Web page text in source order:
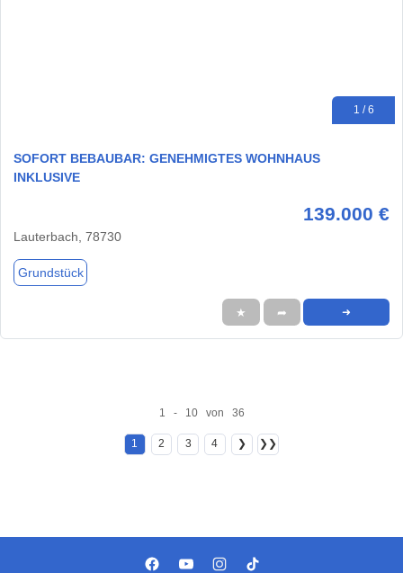
1 / 6
SOFORT BEBAUBAR: GENEHMIGTES WOHNHAUS
INKLUSIVE
139.000 €
Lauterbach, 78730
Grundstück
★ ➦ ➜
1 - 10 von 36
1 2 3 4 ❯ ❯❯